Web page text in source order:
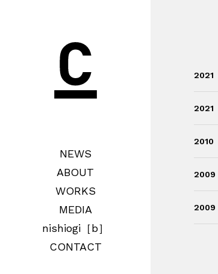
NEWS
ABOUT
WORKS
MEDIA
nishiogi［b］
CONTACT
2021
2021
2010
2009
2009